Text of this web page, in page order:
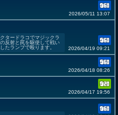
2026/05/11 13:07
タードラコでマジックラ
反射と罠を駆使して戦い
たランプで殴ります。
2026/04/19 09:21
2026/04/18 08:26
2026/04/17 19:56